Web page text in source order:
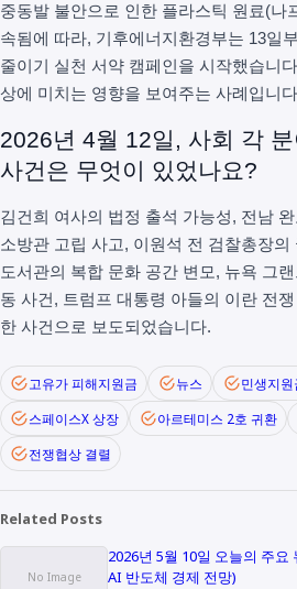
중동발 불안으로 인한 플라스틱 원료(나
속됨에 따라, 기후에너지환경부는 13일
줄이기 실천 서약 캠페인을 시작했습니
상에 미치는 영향을 보여주는 사례입니
2026년 4월 12일, 사회 각
사건은 무엇이 있었나요?
김건희 여사의 법정 출석 가능성, 전남
소방관 고립 사고, 이원석 전 검찰총장
도서관의 복합 문화 공간 변모, 뉴욕 그
동 사건, 트럼프 대통령 아들의 이란 전
한 사건으로 보도되었습니다.
고유가 피해지원금 뉴스 민생지원
스페이스X 상장
아르테미스 2호 귀환
전쟁협상 결렬
Related Posts
2026년 5월 10일 오늘의 주
AI 반도체 경제 전망)